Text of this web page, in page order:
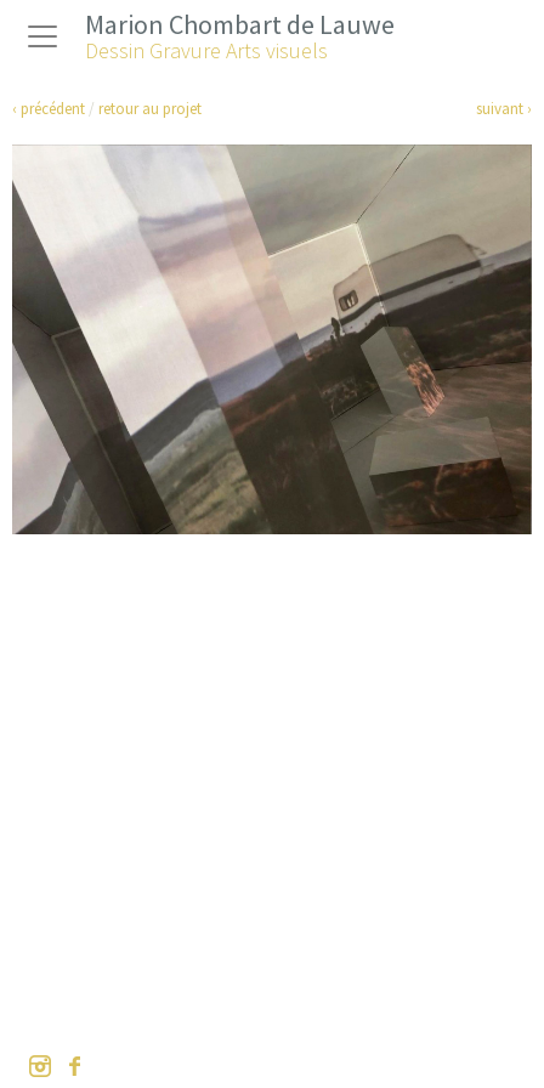
Marion Chombart de Lauwe
Dessin Gravure Arts visuels
‹ précédent / retour au projet suivant ›